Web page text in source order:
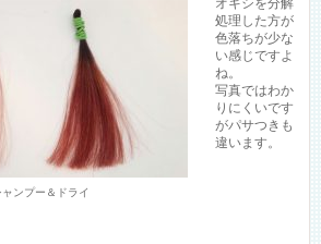
ャンプー＆ドライ
オキシを分解
処理した方が
色落ちが少な
い感じですよ
ね。
写真ではわか
りにくいです
がパサつきも
違います。